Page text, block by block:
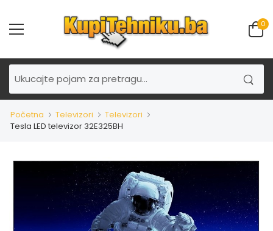
0
Početna Televizori
Televizori
Tesla LED televizor 32E325BH